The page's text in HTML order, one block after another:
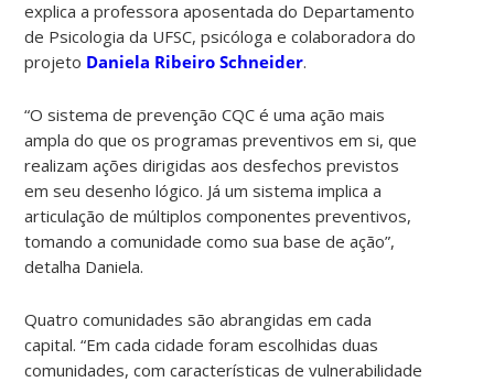
explica a professora aposentada do Departamento
de Psicologia da UFSC, psicóloga e colaboradora do
projeto Daniela Ribeiro Schneider.
“O sistema de prevenção CQC é uma ação mais
ampla do que os programas preventivos em si, que
realizam ações dirigidas aos desfechos previstos
em seu desenho lógico. Já um sistema implica a
articulação de múltiplos componentes preventivos,
tomando a comunidade como sua base de ação”,
detalha Daniela.
Quatro comunidades são abrangidas em cada
capital. “Em cada cidade foram escolhidas duas
comunidades, com características de vulnerabilidade